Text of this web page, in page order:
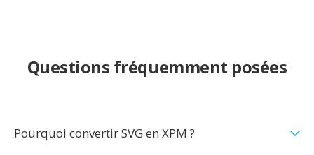
Questions fréquemment posées
Pourquoi convertir SVG en XPM ?